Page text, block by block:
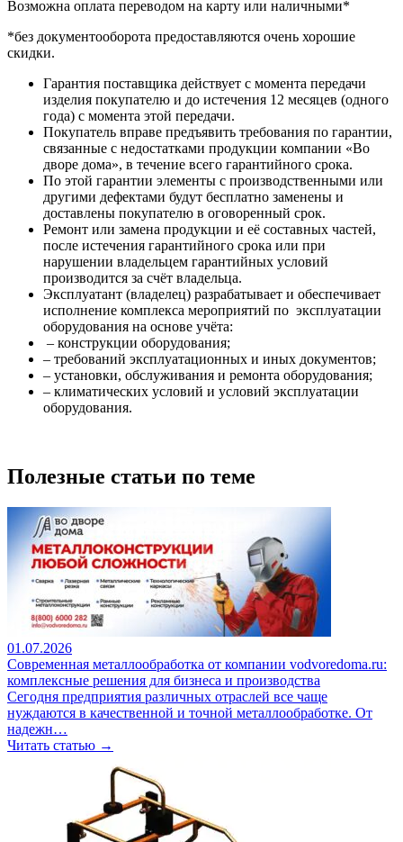
Возможна оплата переводом на карту или наличными*
*без документооборота предоставляются очень хорошие
скидки.
Гарантия поставщика действует с момента передачи
изделия покупателю и до истечения 12 месяцев (одного
года) с момента этой передачи.
Покупатель вправе предъявить требования по гарантии,
связанные с недостатками продукции компании «Во
дворе дома», в течение всего гарантийного срока.
По этой гарантии элементы с производственными или
другими дефектами будут бесплатно заменены и
доставлены покупателю в оговоренный срок.
Ремонт или замена продукции и её составных частей,
после истечения гарантийного срока или при
нарушении владельцем гарантийных условий
производится за счёт владельца.
Эксплуатант (владелец) разрабатывает и обеспечивает
исполнение комплекса мероприятий по эксплуатации
оборудования на основе учёта:
– конструкции оборудования;
– требований эксплуатационных и иных документов;
– установки, обслуживания и ремонта оборудования;
– климатических условий и условий эксплуатации
оборудования.
Полезные статьи по теме
01.07.2026
Современная металлообработка от компании vodvoredoma.ru:
комплексные решения для бизнеса и производства
Сегодня предприятия различных отраслей все чаще
нуждаются в качественной и точной металлообработке. От
надежн…
Читать статью →